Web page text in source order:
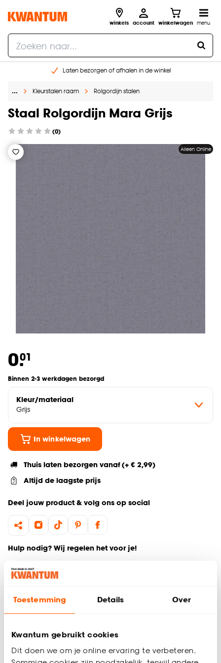
Toestemming Details Over
Kwantum gebruikt cookies
Dit doen we om je online ervaring te verbeteren.
winkels account winkelwagen menu
Laten bezorgen of afhalen in de winkel
Gratis raam advies en inmeten aan huis
… Kleurstalen raam Rolgordijn stalen
Staal Rolgordijn Mara Grijs
(0)
Alleen Online
0.01
Binnen 2-3 werkdagen bezorgd
Kleur/materiaal
Grijs
In winkelwagen
Thuis laten bezorgen vanaf (+ € 2,99)
Altijd de laagste prijs
Deel jouw product & volg ons op social
Hulp nodig? Wij regelen het voor je!
Productomschrijving
Wil je zeker weten dat deze raamdecoratie bij de rest van
kleurstalen en bekijk of vergelijk eenvoudig welke
raamdecoratie jouw favoriet is. Zo ben je 100% zeker van de
juiste keuze. De kleurstalen worden binnen 2 à 3 werkdagen